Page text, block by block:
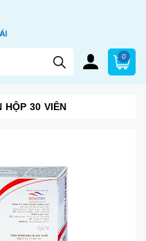
0
HỘP 30 VIÊN